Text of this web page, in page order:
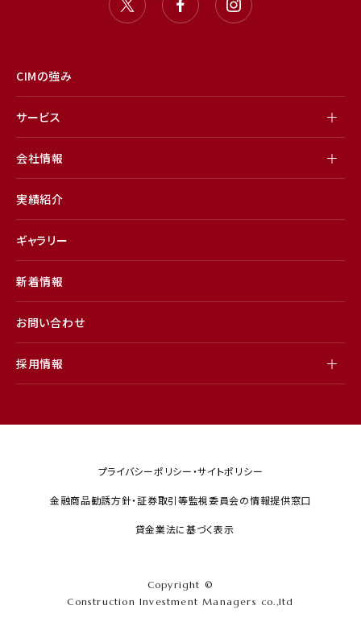
CIMの強み
サービス
会社情報
実績紹介
ギャラリー
新着情報
お問い合わせ
採用情報
プライバシーポリシー・サイトポリシー
金融商品勧誘方針・証券取引等監視委員会の情報提供窓口
貸金業法に基づく表示
Copyright ©
Construction Investment Managers co.,ltd